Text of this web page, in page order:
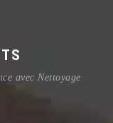
avec Nettoyage